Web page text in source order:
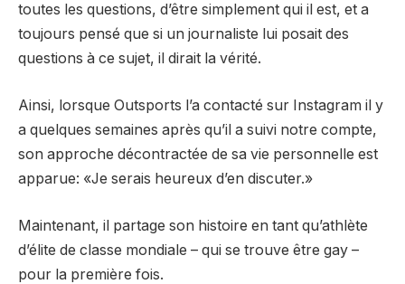
toutes les questions, d’être simplement qui il est, et a
toujours pensé que si un journaliste lui posait des
questions à ce sujet, il dirait la vérité.
Ainsi, lorsque Outsports l’a contacté sur Instagram il y
a quelques semaines après qu’il a suivi notre compte,
son approche décontractée de sa vie personnelle est
apparue: «Je serais heureux d’en discuter.»
Maintenant, il partage son histoire en tant qu’athlète
d’élite de classe mondiale – qui se trouve être gay –
pour la première fois.